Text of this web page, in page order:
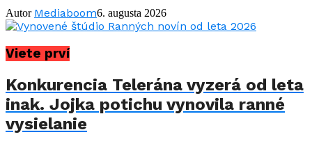
Autor Mediaboom6. augusta 2026
Viete prví
Konkurencia Telerána vyzerá od leta
inak. Jojka potichu vynovila ranné
vysielanie